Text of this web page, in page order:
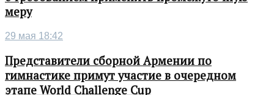
меру
29 мая 18:42
Представители сборной Армении по
гимнастике примут участие в очередном
этапе World Challenge Cup